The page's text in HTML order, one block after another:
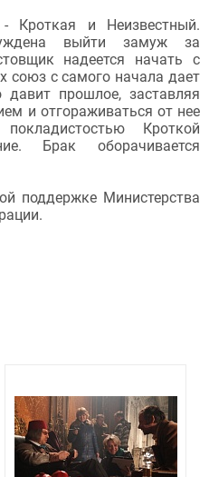
Кроткая и Неизвестный.
выйти замуж за
надеется начать с
союз с самого начала дает
давит прошлое, заставляя
и отгораживаться от нее
Кроткой
Брак оборачивается
поддержке Министерства